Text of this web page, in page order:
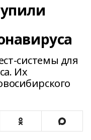
системы для
Их